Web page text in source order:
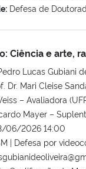
Defesa de
Ciência e arte,
Lucas Gubiani
Dr. Mari Cleise
– Avaliadora
Mayer –
06/2026 14:00
| Defesa por